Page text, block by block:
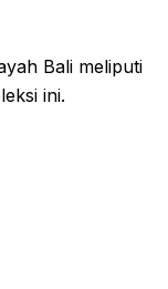
Bali meliputi
ini.